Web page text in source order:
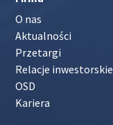
O nas
Aktualności
Przetargi
Relacje inwestorskie
OSD
Kariera